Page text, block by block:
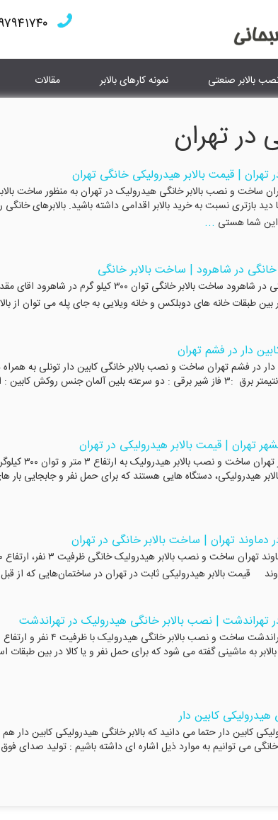
بالابر صنعتی نمونه کارهای بالابر مقالات
در تهران
تهران | قیمت بالابر هیدرولیکی خانگی تهران
ساخت و نصب بالابر خانگی هیدرولیک در تهران به منظور ساخت
دید بازتری نسبت به خرید بالابر اقدامی داشته باشید. بالابرهای
شما هستی ...
در شاهرود | ساخت بالابر خانگی
ساخت و نصب بالابر خانگی در شاهرود ساخت بالابر
بین طبقات خانه های دوبلکس و خانه ویلایی به جای پله می توان از
دار در فشم تهران
تهران ابعاد : ۷۰ × ۸۰ سانتیمتر برق :۳ فاز شیر برقی : دو سرعته بلین
تهران | قیمت بالابر هیدرولیکی در تهران
ساخت بالابر
هیدرولیکی، دستگاه هایی هستند که برای حمل نفر و جابجایی بار
دماوند تهران | ساخت بالابر خانگی در تهران
قیمت بالابر هیدرولیکی ثابت در تهران در ساختمان‌هایی که از
تهراندشت | نصب بالابر خانگی هیدرولیک در تهراندشت
به ماشینی گفته می شود که برای حمل نفر و یا کالا در بین طبقات
کابین دار
کابین دار حتما می دانید که بالابر خانگی هیدرولیکی کابین
خانگی می توانیم به موارد ذیل اشاره ای داشته باشیم : تولید صدای فوق